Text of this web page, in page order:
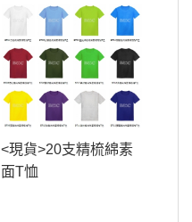
<現貨>20支精梳綿素
面T恤